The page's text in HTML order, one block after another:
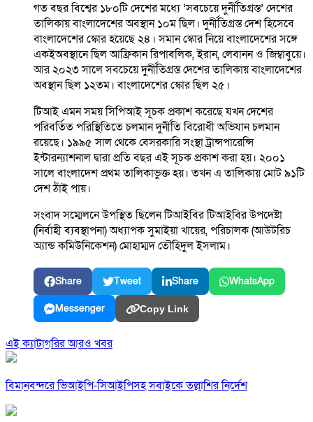
গত বছর বিশ্বের ১৮০টি দেশের মধ্যে ‘সবচেয়ে দুর্নীতিগ্রস্ত’ দেশের
তালিকায় বাংলাদেশের অবস্থান ১০ম ছিল। দুর্নীতিগ্রস্ত দেশ হিসেবে
বাংলাদেশের স্কোর হয়েছে ২৪। সমান স্কোর নিয়ে বাংলাদেশের সঙ্গে
একইঅবস্থানে ছিল আফ্রিকান রিপাবলিক, ইরান, লেবানন ও জিম্বাবুয়ে।
আর ২০২৩ সালে সবচেয়ে দুর্নীতিগ্রস্ত দেশের তালিকায় বাংলাদেশের
অবস্থান ছিল ১২তম। বাংলাদেশের স্কোর ছিল ২৫।
টিআই এমন সময় সিপিআই সূচক প্রকাশ করেছে যখন দেশের
পরিবর্তিত পরিস্থিতিতে চলমান দুর্নীতি বিরোধী অভিযান চলমান
রয়েছে। ১৯৯৫ সাল থেকে বেসরকারি সংস্থা ট্রান্সপারেন্সি
ইন্টারন্যাশনাল দ্বারা প্রতি বছর এই সূচক প্রকাশ করা হয়। ২০০১
সালে বাংলাদেশ প্রথম তালিকাভুক্ত হয়। তখন এ তালিকায় মোট ৯১টি
দেশ ঠাঁই পায়।
সংবাদ সম্মেলনে উপস্থিত ছিলেন টিআইবির টিআইবির উপদেষ্টা
(নির্বাহী ব্যবস্থাপনা) অধ্যাপক সুমাইয়া খায়ের, পরিচালক (আউটরিচ
অ্যান্ড কমিউনিকেশন) মোহাম্মদ তৌহিদুল ইসলাম।
Share Tweet Share WhatsApp
Messenger Copy Link
এই ক্যাটাগরির আরও খবর
বিমানবন্দরে ভিআইপি-সিআইপিসহ সবাইকে তল্লাশির নির্দেশ